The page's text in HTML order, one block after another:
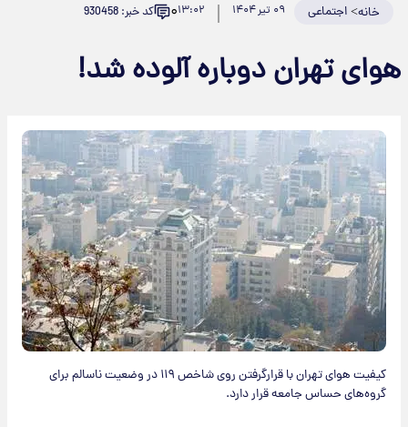
خانه>اجتماعی ۰۹ تیر ۱۴۰۴ ۱۳:۰۲۰ کد خبر: 930458
هوای تهران دوباره آلوده شد!
کیفیت هوای تهران با قرارگرفتن روی شاخص ۱۱۹ در وضعیت ناسالم برای
گروه‌های حساس جامعه قرار دارد.